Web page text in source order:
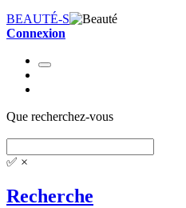
BEAUTÉ-S
Connexion
Que recherchez-vous
✅ ×
Recherche